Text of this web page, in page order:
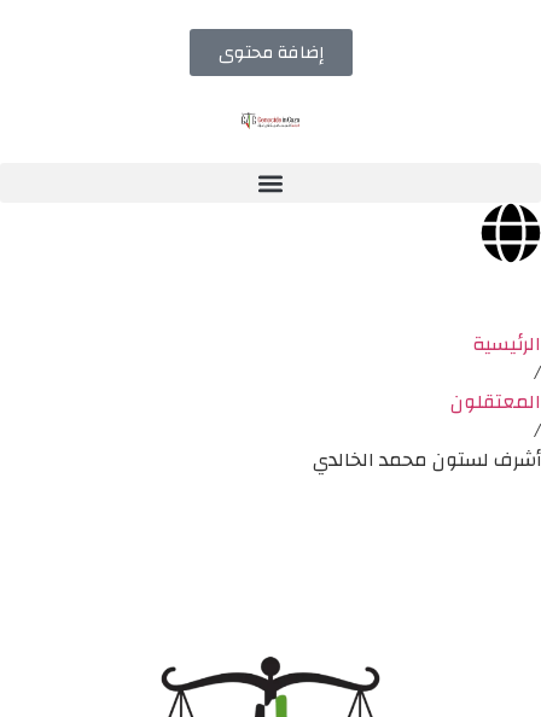
إضافة محتوى
الرئيسية
/
المعتقلون
/
أشرف لستون محمد الخالدي